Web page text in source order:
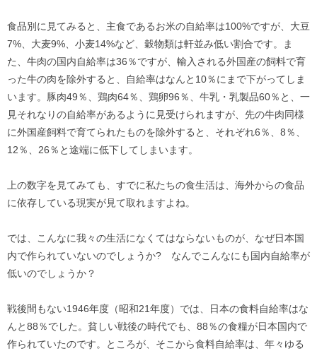
食品別に見てみると、主食であるお米の自給率は100%ですが、大豆
7%、大麦9%、小麦14%など、穀物類は軒並み低い割合です。ま
た、牛肉の国内自給率は36％ですが、輸入される外国産の飼料で育
った牛の肉を除外すると、自給率はなんと10％にまで下がってしま
います。豚肉49％、鶏肉64％、鶏卵96％、牛乳・乳製品60％と、一
見それなりの自給率があるように見受けられますが、先の牛肉同様
に外国産飼料で育てられたものを除外すると、それぞれ6％、8％、
12％、26％と途端に低下してしまいます。
上の数字を見てみても、すでに私たちの食生活は、海外からの食品
に依存している現実が見て取れますよね。
では、こんなに我々の生活になくてはならないものが、なぜ日本国
内で作られていないのでしょうか? なんでこんなにも国内自給率が
低いのでしょうか？
戦後間もない1946年度（昭和21年度）では、日本の食料自給率はな
んと88％でした。貧しい戦後の時代でも、88％の食糧が日本国内で
作られていたのです。ところが、そこから食料自給率は、年々ゆる